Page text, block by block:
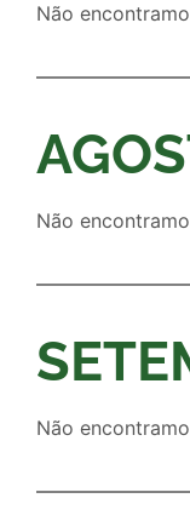
Não
Não
Não